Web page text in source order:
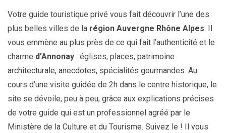
Votre guide touristique privé vous fait découvrir l’une des
plus belles villes de la région Auvergne Rhône Alpes. Il
vous emmène au plus près de ce qui fait l’authenticité et le
charme d’Annonay : églises, places, patrimoine
architecturale, anecdotes, spécialités gourmandes. Au
cours d’une visite guidée de 2h dans le centre historique, le
site se dévoile, peu à peu, grâce aux explications précises
de votre guide qui est un professionnel agréé par le
Ministère de la Culture et du Tourisme. Suivez le ! Il vous